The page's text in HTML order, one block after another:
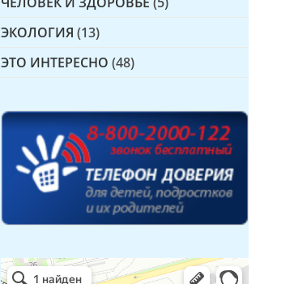
ЭКОЛОГИЯ (13)
ЭТО ИНТЕРЕСНО (48)
Детская библиотека № 14 Дружбы народов
Библиотека в Севастополе